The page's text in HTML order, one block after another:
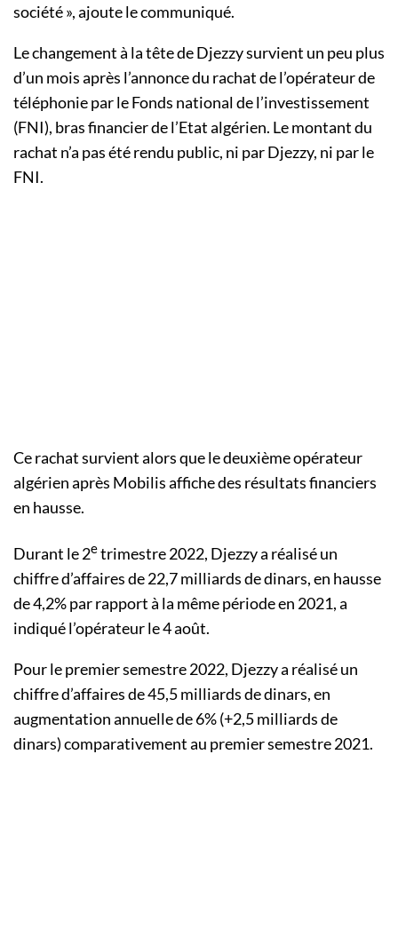
société », ajoute le communiqué.
Le changement à la tête de Djezzy survient un peu plus
d’un mois après l’annonce du rachat de l’opérateur de
téléphonie par le Fonds national de l’investissement
(FNI), bras financier de l’Etat algérien. Le montant du
rachat n’a pas été rendu public, ni par Djezzy, ni par le
FNI.
Ce rachat survient alors que le deuxième opérateur
algérien après Mobilis affiche des résultats financiers
en hausse.
Durant le 2etrimestre 2022, Djezzy a réalisé un
chiffre d’affaires de 22,7 milliards de dinars, en hausse
de 4,2% par rapport à la même période en 2021, a
indiqué l’opérateur le 4 août.
Pour le premier semestre 2022, Djezzy a réalisé un
chiffre d’affaires de 45,5 milliards de dinars, en
augmentation annuelle de 6% (+2,5 milliards de
dinars) comparativement au premier semestre 2021.